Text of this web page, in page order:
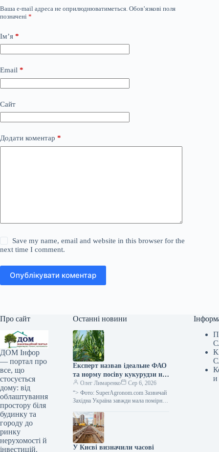
Ваша e-mail адреса не оприлюднюватиметься. Обов’язкові поля
позначені *
Ім’я *
Email *
Сайт
Додати коментар *
Save my name, email and website in this browser for the
next time I comment.
Опублікувати коментар
Про сайт
ДОМ Інфор
— портал про
все, що
стосується
дому: від
облаштування
простору біля
будинку та
городу до
ринку
нерухомості й
інвестицій.
Останні новини
Експерт назвав ідеальне ФАО
та норму посіву кукурудзи на
силос для західного регіону
України — SuperAgronom.com
Олег Лимаренко
Сер 6, 2026
“> Фото: SuperAgronom.com Зазвичай
Західна Україна завжди мала помірний
вважалася зоною належного
зволоження, відповідно в цьому…
У Києві визначили часові
и